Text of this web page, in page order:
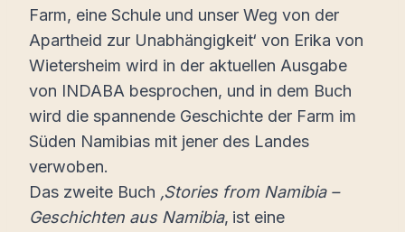
Farm, eine Schule und unser Weg von der
Apartheid zur Unabhängigkeit‘ von Erika von
Wietersheim wird in der aktuellen Ausgabe
von INDABA besprochen, und in dem Buch
wird die spannende Geschichte der Farm im
Süden Namibias mit jener des Landes
verwoben.
Das zweite Buch ‚Stories from Namibia –
Geschichten aus Namibia‚ ist eine